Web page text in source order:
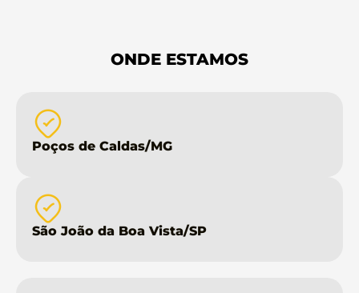
ONDE ESTAMOS
Poços de Caldas/MG
São João da Boa Vista/SP